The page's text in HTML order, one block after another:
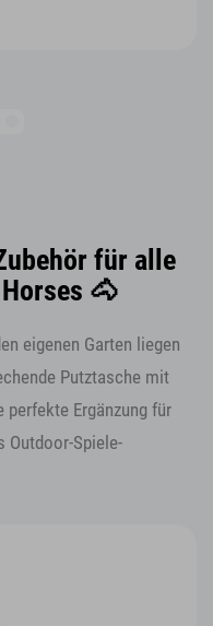
für alle
🐴
eigenen Garten liegen
Putztasche mit
Ergänzung für
Outdoor-Spiele-